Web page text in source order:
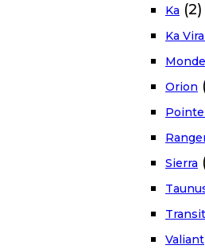
Ka (2)
Ka Viral
Orion
Sierra
Valiant